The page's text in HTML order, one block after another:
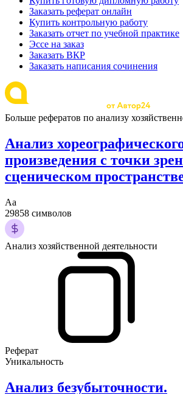
Заказать реферат онлайн
Купить контрольную работу
Заказать отчет по учебной практике
Эссе на заказ
Заказать ВКР
Заказать написания сочинения
Больше рефератов по анализу
Анализ
произведения с точки
сценическом
Аа
29858 символов
Анализ хозяйственной деятельности
Реферат
Уникальность
Анализ безубыточности.